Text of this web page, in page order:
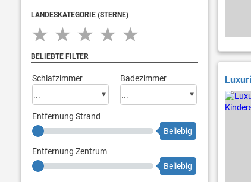
LANDESKATEGORIE (STERNE)
★
★
★
★
★
BELIEBTE FILTER
Schlafzimmer Badezimmer
Entfernung Strand
Beliebig
Entfernung Zentrum
Beliebig